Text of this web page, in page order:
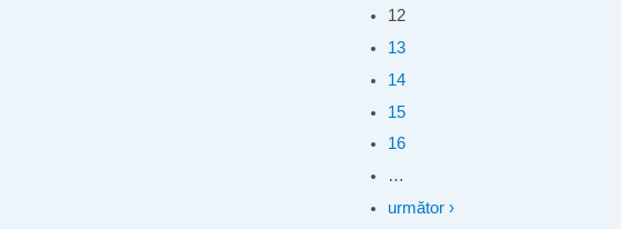
12
13
14
15
16
…
următor ›